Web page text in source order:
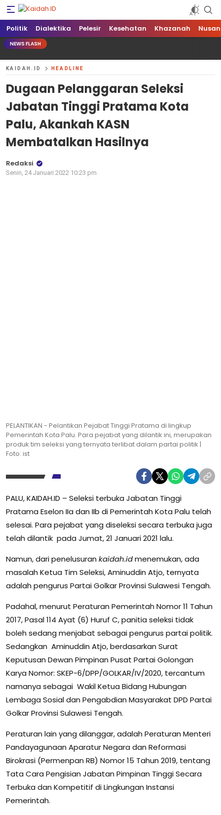
Kaidah.ID
Independen dan Berani
Politik Dialektika Pelesir Kesehatan Khazanah
NEWS FLASH
KAIDAH.ID HEADLINE
Dugaan Pelanggaran Seleksi
Jabatan Tinggi Pratama Kota
Palu, Akankah KASN
Membatalkan Hasilnya
Redaksi
Senin, 24 Januari 2022 10:23 pm
PELANTIKAN - Pelantikan Pejabat Tinggi Pratama di lingkup
Pemerintah Kota Palu. Para pejabat yang dilantik ini, merupakan
produk tim seleksi yang ternyata terlibat dalam partai politik |
Foto: ist
PALU, KAIDAH.ID – Seleksi terbuka Jabatan Tinggi
Pratama Eselon IIa dan IIb di Pemerintah Kota Palu telah
selesai. Para pejabat yang diseleksi secara terbuka juga
telah dilantik pada Jumat, 21 Januari 2021 lalu.
Namun, dari penelusuran kaidah.idmenemukan, ada
masalah Ketua Tim Seleksi, Aminuddin Atjo, ternyata
adalah pengurus Partai Golkar Provinsi Sulawesi Tengah.
Padahal, menurut Peraturan Pemerintah Nomor 11 Tahun
2017, Pasal 114 Ayat (6) Huruf C, panitia seleksi tidak
boleh sedang menjabat sebagai pengurus partai politik.
Sedangkan Aminuddin Atjo, berdasarkan Surat
Keputusan Dewan Pimpinan Pusat Partai Golongan
Karya Nomor: SKEP-6/DPP/GOLKAR/IV/2020, tercantum
namanya sebagai Wakil Ketua Bidang Hubungan
Lembaga Sosial dan Pengabdian Masyarakat DPD Partai
Golkar Provinsi Sulawesi Tengah.
Peraturan lain yang dilanggar, adalah Peraturan Menteri
Pandayagunaan Aparatur Negara dan Reformasi
Birokrasi (Permenpan RB) Nomor 15 Tahun 2019, tentang
Tata Cara Pengisian Jabatan Pimpinan Tinggi Secara
Terbuka dan Kompetitif di Lingkungan Instansi
Pemerintah.